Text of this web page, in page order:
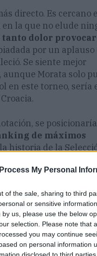
My Personal
of the sale, sharing to third
or sensitive
us, please use the below
selection. Please note that
you may continue
on personal information
directo. Es cercano
la que no elude
tanto dolor
por un aplauso
Se siente mejor
Morata solo
en este torneo, sería
se
de máximos
historia de la
Pese a no
cabe destacar el gran
cada partido, el
aportaciones para
el balón y crear
la Selección.